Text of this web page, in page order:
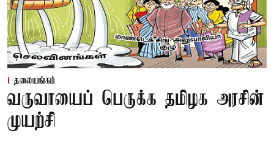
தலையங்கம்
வருவாயைப் பெருக்க தமிழக அரசின்
முயற்சி